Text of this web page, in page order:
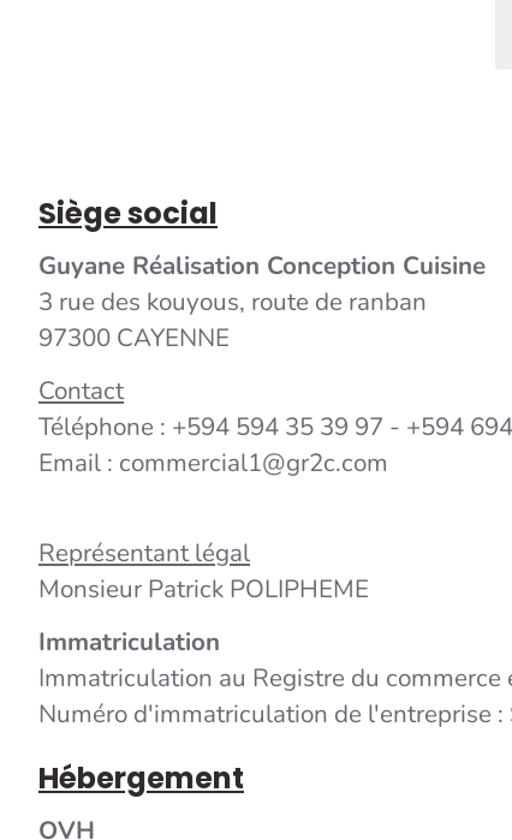
Siège social
Guyane Réalisation Conception Cuisine
3 rue des kouyous, route de ranban
97300 CAYENNE
Contact
Téléphone : +594 594 35 39 97 - +594
Email : commercial1@gr2c.com
Représentant légal
Monsieur Patrick POLIPHEME
Immatriculation
Immatriculation au Registre du commerce
Numéro d'immatriculation de l'entreprise :
Hébergement
OVH